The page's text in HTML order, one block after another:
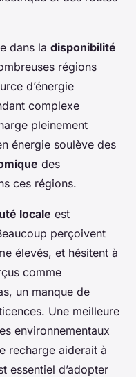
dans la disponibilité
régions
d’énergie
complexe
pleinement
énergie soulève des
des
ces régions.
locale est
perçoivent
élevés, et hésitent à
comme
un manque de
Une meilleure
environnementaux
recharge aiderait à
essentiel d’adopter